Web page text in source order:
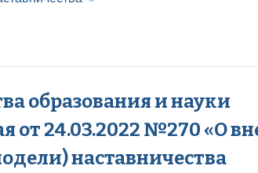
образования и науки
от 24.03.2022 №270 «О
наставничества